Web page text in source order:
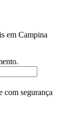
em Campina
com segurança